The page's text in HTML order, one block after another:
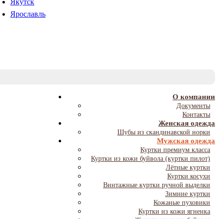
Якутск
Ярославль
О компании
Документы
Контакты
Женская одежда
Шубы из скандинавской норки
Мужская одежда
Куртки премиум класса
Куртки из кожи буйвола (куртки пилот)
Лётные куртки
Куртки косухи
Винтажные куртки ручной выделки
Зимние куртки
Кожаные пуховики
Куртки из кожи ягненка